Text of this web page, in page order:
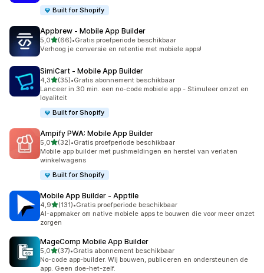
Built for Shopify
Appbrew ‑ Mobile App Builder
5,0van 5 sterren
(66)
66 recensies in totaal
•Gratis proefperiode beschikbaar
Verhoog je conversie en retentie met mobiele apps!
SimiCart ‑ Mobile App Builder
4,3van 5 sterren
(35)
35 recensies in totaal
•Gratis abonnement beschikbaar
Lanceer in 30 min. een no-code mobiele app - Stimuleer omzet en
loyaliteit
Built for Shopify
Ampify PWA: Mobile App Builder
5,0van 5 sterren
(32)
32 recensies in totaal
•Gratis proefperiode beschikbaar
Mobile app builder met pushmeldingen en herstel van verlaten
winkelwagens
Built for Shopify
Mobile App Builder ‑ Apptile
4,9van 5 sterren
(131)
131 recensies in totaal
•Gratis proefperiode beschikbaar
AI-appmaker om native mobiele apps te bouwen die voor meer omzet
zorgen
MageComp Mobile App Builder
5,0van 5 sterren
(37)
37 recensies in totaal
•Gratis abonnement beschikbaar
No-code app-builder. Wij bouwen, publiceren en ondersteunen de
app. Geen doe-het-zelf.